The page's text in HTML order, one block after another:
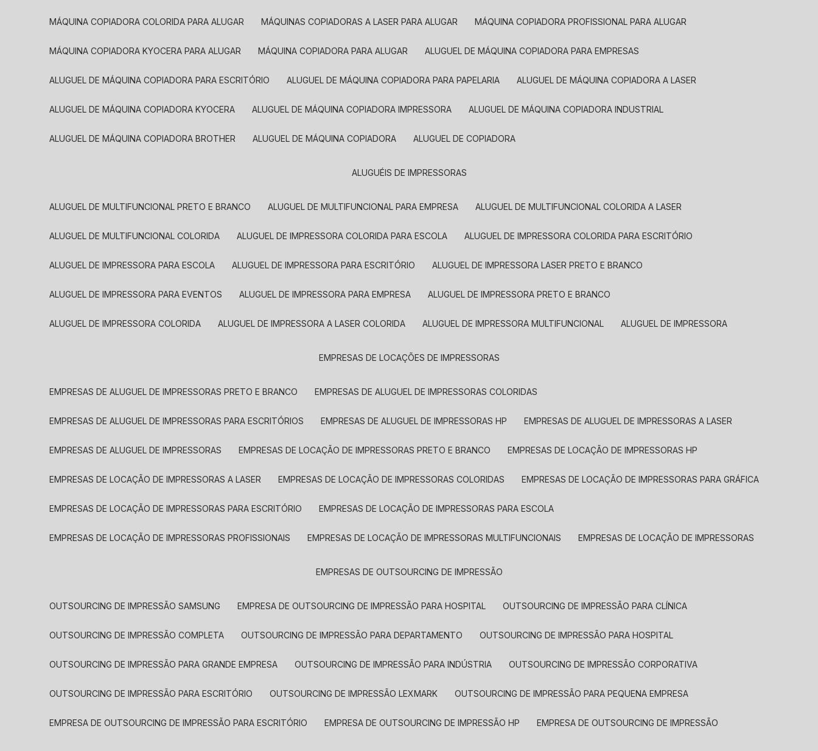
MÁQUINA COPIADORA COLORIDA PARA ALUGAR MÁQUINAS COPIADORAS A LASER PARA ALUGAR MÁQUINA COPIADORA PROFISSIONAL PARA ALUGAR
MÁQUINA COPIADORA KYOCERA PARA ALUGAR MÁQUINA COPIADORA PARA ALUGAR ALUGUEL DE MÁQUINA COPIADORA PARA EMPRESAS
ALUGUEL DE MÁQUINA COPIADORA PARA ESCRITÓRIO ALUGUEL DE MÁQUINA COPIADORA PARA PAPELARIA ALUGUEL DE MÁQUINA COPIADORA A LASER
ALUGUEL DE MÁQUINA COPIADORA KYOCERA ALUGUEL DE MÁQUINA COPIADORA IMPRESSORA ALUGUEL DE MÁQUINA COPIADORA INDUSTRIAL
ALUGUEL DE MÁQUINA COPIADORA BROTHER ALUGUEL DE MÁQUINA COPIADORA ALUGUEL DE COPIADORA
ALUGUÉIS DE IMPRESSORAS
ALUGUEL DE MULTIFUNCIONAL PRETO E BRANCO ALUGUEL DE MULTIFUNCIONAL PARA EMPRESA ALUGUEL DE MULTIFUNCIONAL COLORIDA A LASER
ALUGUEL DE MULTIFUNCIONAL COLORIDA ALUGUEL DE IMPRESSORA COLORIDA PARA ESCOLA ALUGUEL DE IMPRESSORA COLORIDA PARA ESCRITÓRIO
ALUGUEL DE IMPRESSORA PARA ESCOLA ALUGUEL DE IMPRESSORA PARA ESCRITÓRIO ALUGUEL DE IMPRESSORA LASER PRETO E BRANCO
ALUGUEL DE IMPRESSORA PARA EVENTOS ALUGUEL DE IMPRESSORA PARA EMPRESA ALUGUEL DE IMPRESSORA PRETO E BRANCO
ALUGUEL DE IMPRESSORA COLORIDA ALUGUEL DE IMPRESSORA A LASER COLORIDA ALUGUEL DE IMPRESSORA MULTIFUNCIONAL ALUGUEL DE IMPRESSORA
EMPRESAS DE LOCAÇÕES DE IMPRESSORAS
EMPRESAS DE ALUGUEL DE IMPRESSORAS PRETO E BRANCO EMPRESAS DE ALUGUEL DE IMPRESSORAS COLORIDAS
EMPRESAS DE ALUGUEL DE IMPRESSORAS PARA ESCRITÓRIOS EMPRESAS DE ALUGUEL DE IMPRESSORAS HP EMPRESAS DE ALUGUEL DE IMPRESSORAS A LASER
EMPRESAS DE ALUGUEL DE IMPRESSORAS EMPRESAS DE LOCAÇÃO DE IMPRESSORAS PRETO E BRANCO EMPRESAS DE LOCAÇÃO DE IMPRESSORAS HP
EMPRESAS DE LOCAÇÃO DE IMPRESSORAS A LASER EMPRESAS DE LOCAÇÃO DE IMPRESSORAS COLORIDAS EMPRESAS DE LOCAÇÃO DE IMPRESSORAS PARA GRÁFICA
EMPRESAS DE LOCAÇÃO DE IMPRESSORAS PARA ESCRITÓRIO EMPRESAS DE LOCAÇÃO DE IMPRESSORAS PARA ESCOLA
EMPRESAS DE LOCAÇÃO DE IMPRESSORAS PROFISSIONAIS EMPRESAS DE LOCAÇÃO DE IMPRESSORAS MULTIFUNCIONAIS EMPRESAS DE LOCAÇÃO DE IMPRESSORAS
EMPRESAS DE OUTSOURCING DE IMPRESSÃO
OUTSOURCING DE IMPRESSÃO SAMSUNG EMPRESA DE OUTSOURCING DE IMPRESSÃO PARA HOSPITAL OUTSOURCING DE IMPRESSÃO PARA CLÍNICA
OUTSOURCING DE IMPRESSÃO COMPLETA OUTSOURCING DE IMPRESSÃO PARA DEPARTAMENTO OUTSOURCING DE IMPRESSÃO PARA HOSPITAL
OUTSOURCING DE IMPRESSÃO PARA GRANDE EMPRESA OUTSOURCING DE IMPRESSÃO PARA INDÚSTRIA OUTSOURCING DE IMPRESSÃO CORPORATIVA
OUTSOURCING DE IMPRESSÃO PARA ESCRITÓRIO OUTSOURCING DE IMPRESSÃO LEXMARK OUTSOURCING DE IMPRESSÃO PARA PEQUENA EMPRESA
EMPRESA DE OUTSOURCING DE IMPRESSÃO PARA ESCRITÓRIO EMPRESA DE OUTSOURCING DE IMPRESSÃO HP EMPRESA DE OUTSOURCING DE IMPRESSÃO